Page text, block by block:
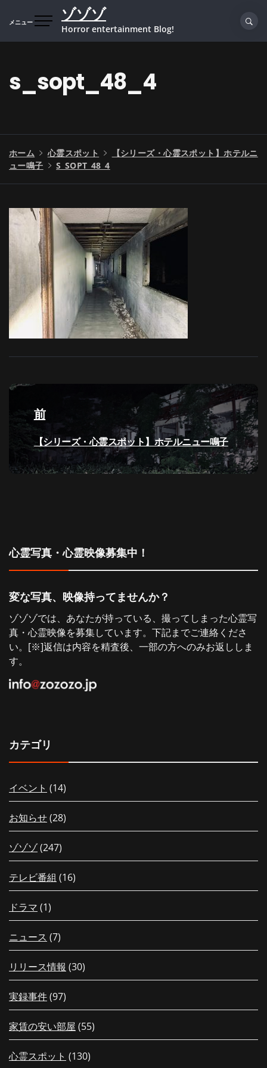
プ
メニュー ゾゾゾ
Horror entertainment Blog!
s_sopt_48_4
ホーム 心霊スポット
【シリーズ・心霊スポット】ホテルニ
ュー鳴子
S_SOPT_48_4
投
稿
ナ
ビ
シ
ョ
ン
前
過
去
の
【シリーズ・心霊スポット】ホテルニュー鳴子
心霊写真・心霊映像募集中！
変な写真、映像持ってませんか？
ゾゾゾでは、あなたが持っている、撮ってしまった心霊写
真・心霊映像を募集しています。下記までご連絡くださ
い。[※]返信は内容を精査後、一部の方へのみお返ししま
す。
カテゴリ
イベント (14)
お知らせ(28)
ゾゾゾ(247)
テレビ番組 (16)
ドラマ (1)
ニュース (7)
リリース情報 (30)
実録事件(97)
家賃の安い部屋 (55)
心霊スポット (130)